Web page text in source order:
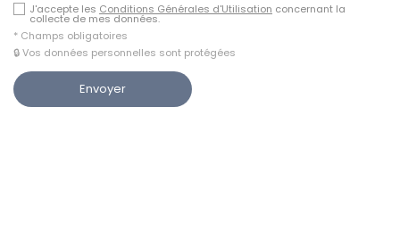
J'accepte les Conditions Générales d'Utilisation concernant la
collecte de mes données.
* Champs obligatoires
🔒 Vos données personnelles sont protégées